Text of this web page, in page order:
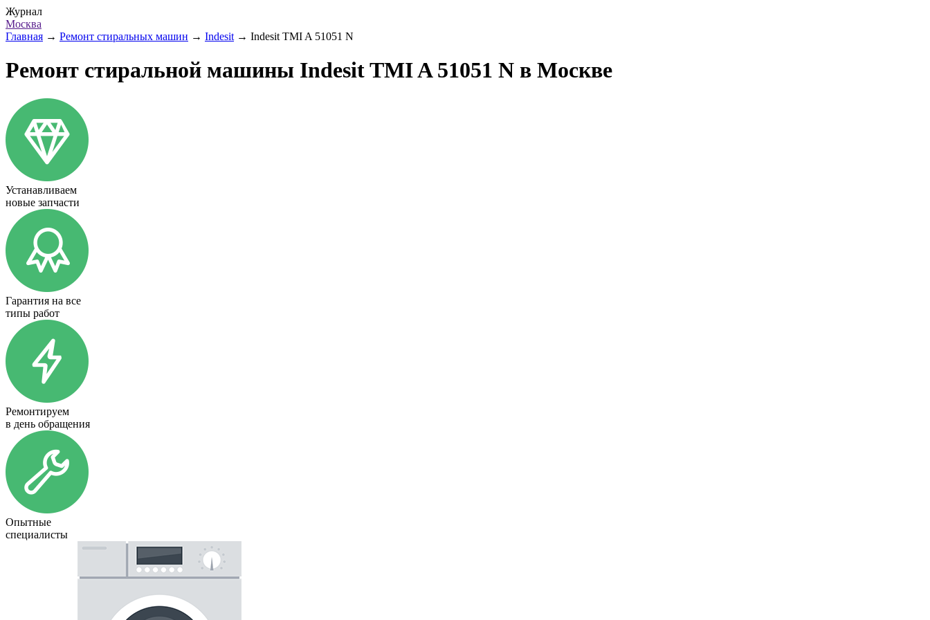
Журнал
Москва
Главная → Ремонт стиральных машин → Indesit → Indesit TMI A 51051 N
Ремонт стиральной машины Indesit TMI A 51051 N в Москве
Устанавливаем
новые запчасти
Гарантия на все
типы работ
Ремонтируем
в день обращения
Опытные
специалисты